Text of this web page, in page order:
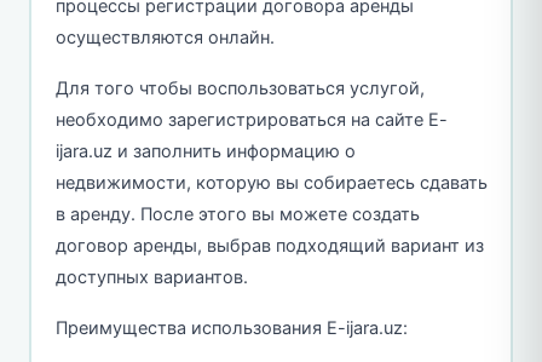
процессы регистрации договора аренды
осуществляются онлайн.
Для того чтобы воспользоваться услугой,
необходимо зарегистрироваться на сайте E-
ijara.uz и заполнить информацию о
недвижимости, которую вы собираетесь сдавать
в аренду. После этого вы можете создать
договор аренды, выбрав подходящий вариант из
доступных вариантов.
Преимущества использования E-ijara.uz: